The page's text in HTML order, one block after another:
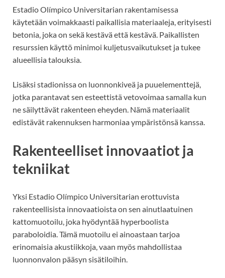
Estadio Olímpico Universitarian rakentamisessa
käytetään voimakkaasti paikallisia materiaaleja, erityisesti
betonia, joka on sekä kestävä että kestävä. Paikallisten
resurssien käyttö minimoi kuljetusvaikutukset ja tukee
alueellisia talouksia.
Lisäksi stadionissa on luonnonkiveä ja puuelementtejä,
jotka parantavat sen esteettistä vetovoimaa samalla kun
ne säilyttävät rakenteen eheyden. Nämä materiaalit
edistävät rakennuksen harmoniaa ympäristönsä kanssa.
Rakenteelliset innovaatiot ja
tekniikat
Yksi Estadio Olímpico Universitarian erottuvista
rakenteellisista innovaatioista on sen ainutlaatuinen
kattomuotoilu, joka hyödyntää hyperboolista
paraboloidia. Tämä muotoilu ei ainoastaan tarjoa
erinomaisia akustiikkoja, vaan myös mahdollistaa
luonnonvalon pääsyn sisätiloihin.